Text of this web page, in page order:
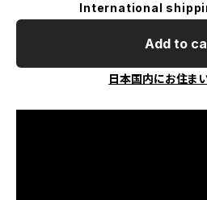
International
Add to
日本国内にお住ま